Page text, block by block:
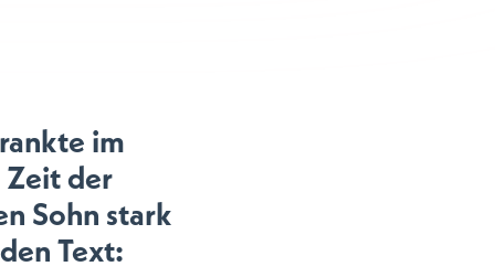
im
Zeit der
Sohn stark
Text: